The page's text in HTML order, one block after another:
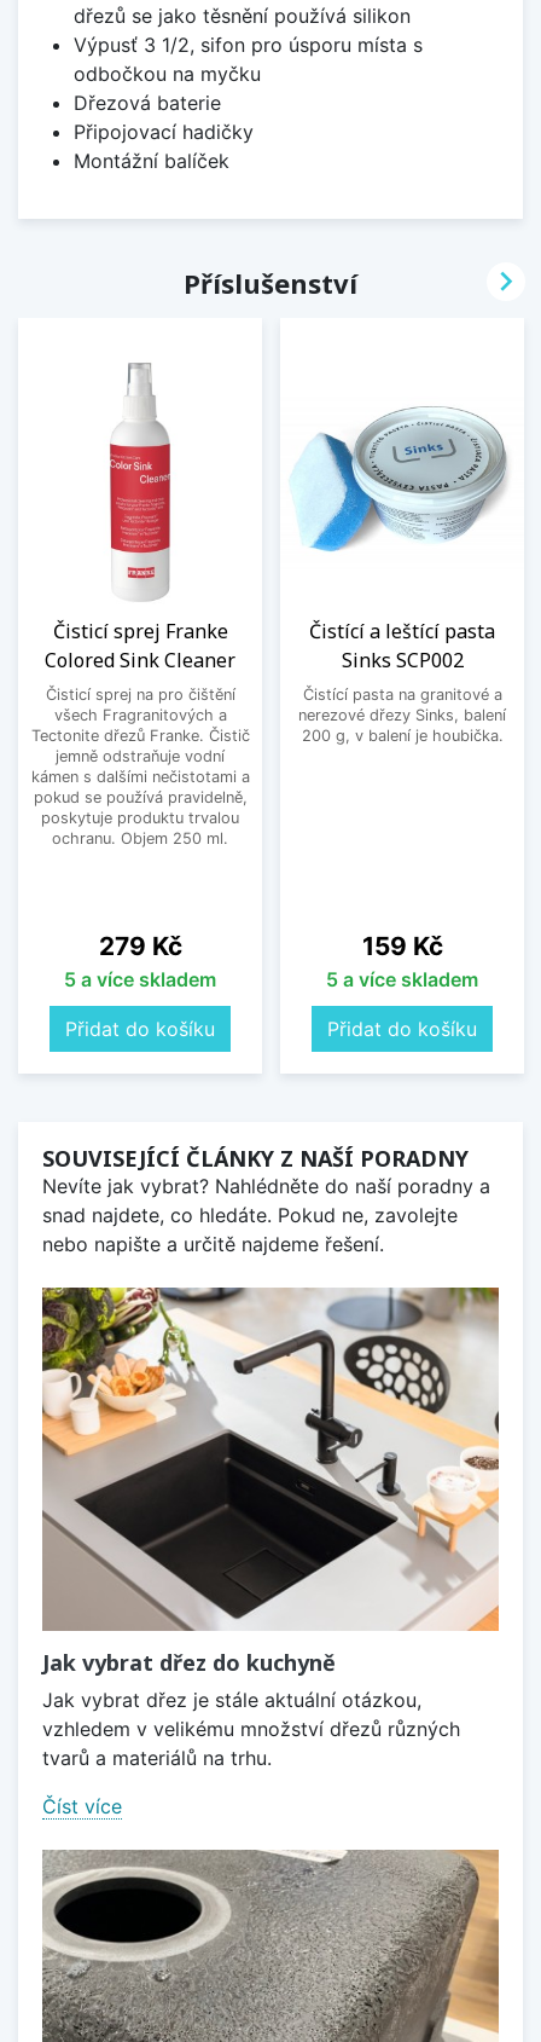
dřezů se jako těsnění používá silikon
Výpusť 3 1/2, sifon pro úsporu místa s
odbočkou na myčku
Dřezová baterie
Připojovací hadičky
Montážní balíček
Příslušenství
Čisticí sprej Franke
Colored Sink Cleaner
Čisticí sprej na pro čištění
všech Fragranitových a
Tectonite dřezů Franke. Čistič
jemně odstraňuje vodní
kámen s dalšími nečistotami a
pokud se používá pravidelně,
poskytuje produktu trvalou
ochranu. Objem 250 ml.
Cena
279 Kč
5 a více skladem
Přidat do košíku
Čistící a leštící pasta
Sinks SCP002
Čistící pasta na granitové a
nerezové dřezy Sinks, balení
200 g, v balení je houbička.
Cena
159 Kč
5 a více skladem
Přidat do košíku

SOUVISEJÍCÍ ČLÁNKY Z NAŠÍ PORADNY
Nevíte jak vybrat? Nahlédněte do naší poradny a
snad najdete, co hledáte. Pokud ne, zavolejte
nebo napište a určitě najdeme řešení.
Jak vybrat dřez do kuchyně
Jak vybrat dřez je stále aktuální otázkou,
vzhledem v velikému množství dřezů různých
tvarů a materiálů na trhu.
Číst více